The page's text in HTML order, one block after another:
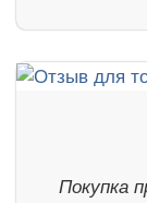
Покупка